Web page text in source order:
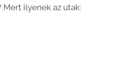
ilyenek az utak: